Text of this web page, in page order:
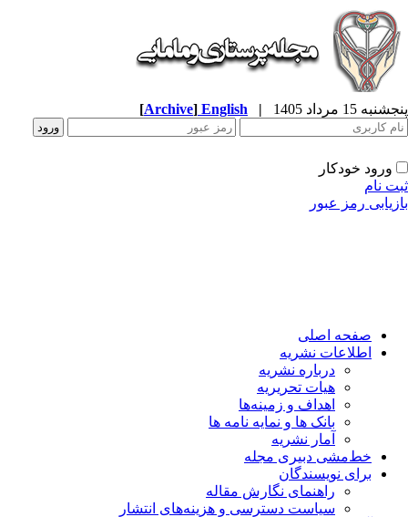
15 مرداد 1405 |
English
[Archive]
ورود خودکار
نام
رمز عبور
صفحه اصلی
اطلاعات نشریه
درباره نشریه
هیات تحریریه
اهداف و زمینه‌ها
بانک ها و نمایه نامه ها
آمار نشریه
خط‌مشی دبیری مجله
برای نویسندگان
راهنمای نگارش مقاله
سیاست دسترسی و هزینه‌های انتشار